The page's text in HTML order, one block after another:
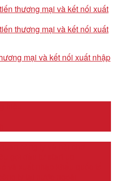
mại và kết nối xuất nhập